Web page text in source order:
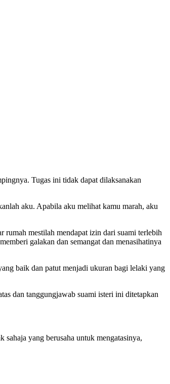
Tugas ini tidak dapat dilaksanakan
aku. Apabila aku melihat kamu marah, aku
rumah mestilah mendapat izin dari suami terlebih
galakan dan semangat dan menasihatinya
baik dan patut menjadi ukuran bagi lelaki yang
dan tanggungjawab suami isteri ini ditetapkan
sahaja yang berusaha untuk mengatasinya,